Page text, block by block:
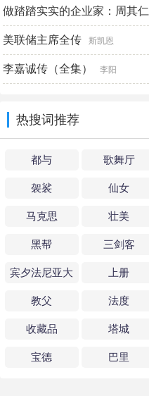
T·J·斯泰尔斯
密 官同良 王祥伍
做踏踏实实的企业家：周其仁
随访以色列七夕谈 贾林男
美联储主席全传 斯凯恩
李嘉诚传（全集） 李阳
热搜词推荐
都与 歌舞厅
袈裟 仙女
马克思 壮美
黑帮 三剑客
宾夕法尼亚大
学
上册
教父 法度
收藏品 塔城
宝德 巴里